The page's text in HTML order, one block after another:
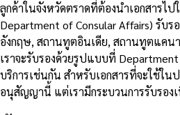
ลูกค้าในจังหวัดตราดที่ต้องนำเอกสารไ
Department of Consular Affairs) รั
อังกฤษ, สถานทูตอินเดีย, สถานทูตแคน
เราจะรับรองด้วยรูปแบบที่
บริการเช่นกัน สำหรับเอกสารที่จะใช้ใ
อนุสัญญานี้ แต่เรามีกระบวนการรับรอง